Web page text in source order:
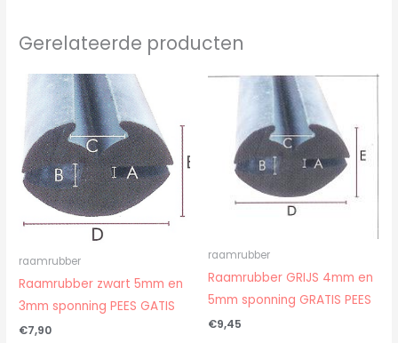
Gerelateerde producten
raamrubber
Raamrubber zwart 5mm en
3mm sponning PEES GATIS
€7,90
raamrubber
Raamrubber GRIJS 4mm en
5mm sponning GRATIS PEES
€9,45